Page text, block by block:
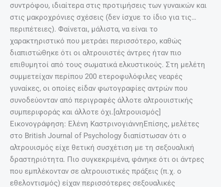
συντρόφου, ιδιαίτερα στις προτιμήσεις των γυναικών και
στις μακροχρόνιες σχέσεις (δεν ίσχυε το ίδιο για τις…
περιπέτειες). Φαίνεται, μάλιστα, να είναι το
χαρακτηριστικό που μετράει περισσότερο, καθώς
διαπιστώθηκε ότι οι αλτρουιστές άντρες ήταν πιο
επιθυμητοί από τους σωματικά ελκυστικούς. Στη μελέτη
συμμετείχαν περίπου 200 ετεροφυλόφιλες νεαρές
γυναίκες, οι οποίες είδαν φωτογραφίες αντρών που
συνοδεύονταν από περιγραφές άλλοτε αλτρουιστικής
συμπεριφοράς και άλλοτε όχι.[αλτρουισμός]
Εικονογράφηση: Ελένη ΚαστρινογιάννηΕπίσης, μελέτες
στο British Journal of Psychology διαπίστωσαν ότι ο
αλτρουισμός είχε θετική συσχέτιση με τη σεξουαλική
δραστηριότητα. Πιο συγκεκριμένα, φάνηκε ότι οι άντρες
που εμπλέκονταν σε αλτρουιστικές πράξεις (π.χ. ο
εθελοντισμός) είχαν περισσότερες σεξουαλικές